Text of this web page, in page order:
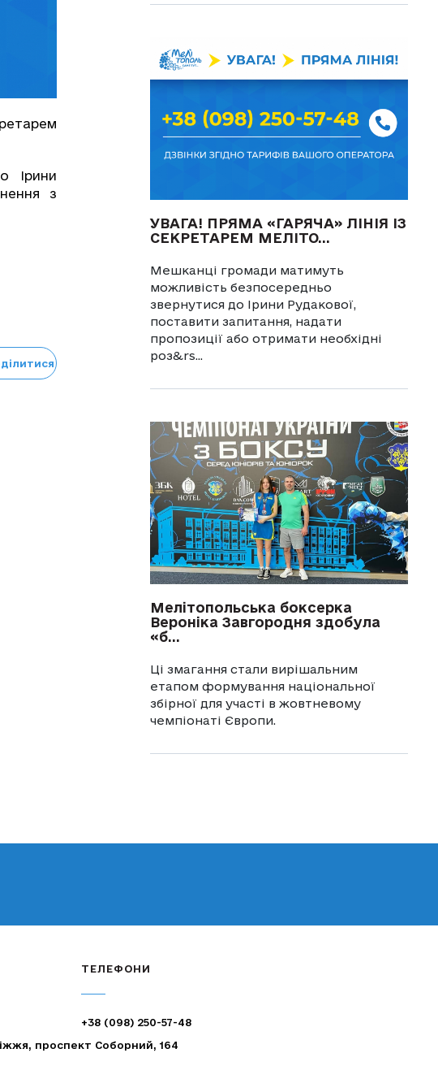
Ірини
з
УВАГА! ПРЯМА «ГАРЯЧА» ЛІНІЯ ІЗ
СЕКРЕТАРЕМ МЕЛІТО...
Мешканці громади матимуть
можливість безпосередньо
звернутися до Ірини Рудакової,
поставити запитання, надати
пропозиції або отримати необхідні
роз&rs...
Мелітопольська боксерка
Вероніка Завгородня здобула
«б...
Ці змагання стали вирішальним
етапом формування національної
збірної для участі в жовтневому
чемпіонаті Європи.
проспект Соборний, 164
ТЕЛЕФОНИ
+38 (098) 250-57-48